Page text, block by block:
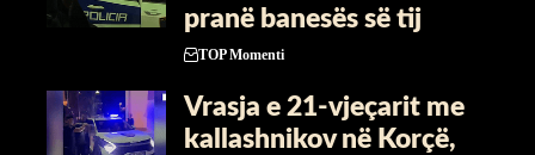
pranë banesës së tij
TOP Momenti
Vrasja e 21-vjeçarit me
kallashnikov në Korçë,